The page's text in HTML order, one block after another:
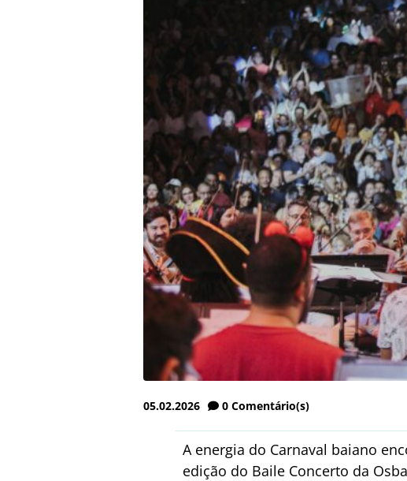
05.02.2026 0 Comentário(s)
A energia do Carnaval baiano
edição do Baile Concerto da